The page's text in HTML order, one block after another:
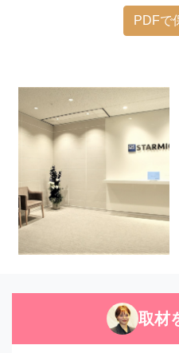
PDFで
取材